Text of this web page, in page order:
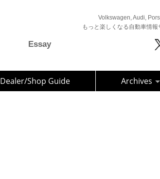
Volkswagen, Audi,
もっと楽しくなる自動車情報
Essay
Dealer/Shop Guide Archives